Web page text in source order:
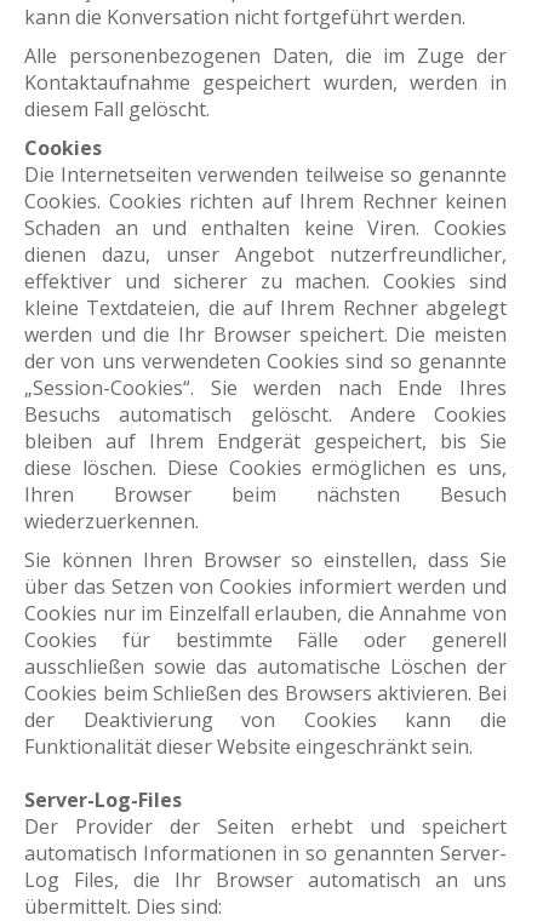
kann die Konversation nicht fortgeführt werden.
Alle personenbezogenen Daten, die im Zuge der
Kontaktaufnahme gespeichert wurden, werden in
diesem Fall gelöscht.
Cookies
Die Internetseiten verwenden teilweise so genannte
Cookies. Cookies richten auf Ihrem Rechner keinen
Schaden an und enthalten keine Viren. Cookies
dienen dazu, unser Angebot nutzerfreundlicher,
effektiver und sicherer zu machen. Cookies sind
kleine Textdateien, die auf Ihrem Rechner abgelegt
werden und die Ihr Browser speichert. Die meisten
der von uns verwendeten Cookies sind so genannte
„Session-Cookies“. Sie werden nach Ende Ihres
Besuchs automatisch gelöscht. Andere Cookies
bleiben auf Ihrem Endgerät gespeichert, bis Sie
diese löschen. Diese Cookies ermöglichen es uns,
Ihren Browser beim nächsten Besuch
wiederzuerkennen.
Sie können Ihren Browser so einstellen, dass Sie
über das Setzen von Cookies informiert werden und
Cookies nur im Einzelfall erlauben, die Annahme von
Cookies für bestimmte Fälle oder generell
ausschließen sowie das automatische Löschen der
Cookies beim Schließen des Browsers aktivieren. Bei
der Deaktivierung von Cookies kann die
Funktionalität dieser Website eingeschränkt sein.
Server-Log-Files
Der Provider der Seiten erhebt und speichert
automatisch Informationen in so genannten Server-
Log Files, die Ihr Browser automatisch an uns
übermittelt. Dies sind: